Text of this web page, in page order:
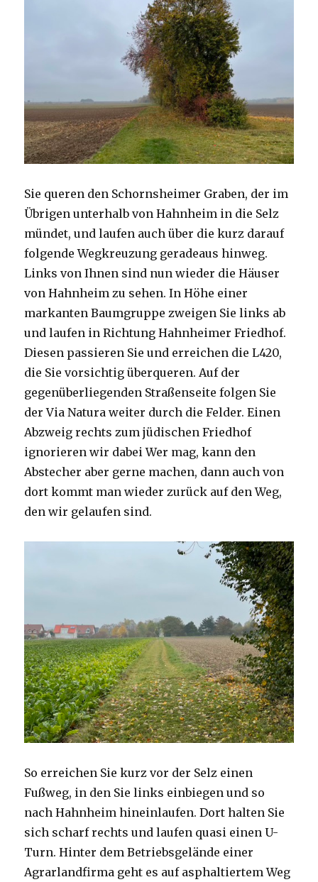
Sie queren den Schornsheimer Graben, der im
Übrigen unterhalb von Hahnheim in die Selz
mündet, und laufen auch über die kurz darauf
folgende Wegkreuzung geradeaus hinweg.
Links von Ihnen sind nun wieder die Häuser
von Hahnheim zu sehen. In Höhe einer
markanten Baumgruppe zweigen Sie links ab
und laufen in Richtung Hahnheimer Friedhof.
Diesen passieren Sie und erreichen die L420,
die Sie vorsichtig überqueren. Auf der
gegenüberliegenden Straßenseite folgen Sie
der Via Natura weiter durch die Felder. Einen
Abzweig rechts zum jüdischen Friedhof
ignorieren wir dabei Wer mag, kann den
Abstecher aber gerne machen, dann auch von
dort kommt man wieder zurück auf den Weg,
den wir gelaufen sind.
So erreichen Sie kurz vor der Selz einen
Fußweg, in den Sie links einbiegen und so
nach Hahnheim hineinlaufen. Dort halten Sie
sich scharf rechts und laufen quasi einen U-
Turn. Hinter dem Betriebsgelände einer
Agrarlandfirma geht es auf asphaltiertem Weg